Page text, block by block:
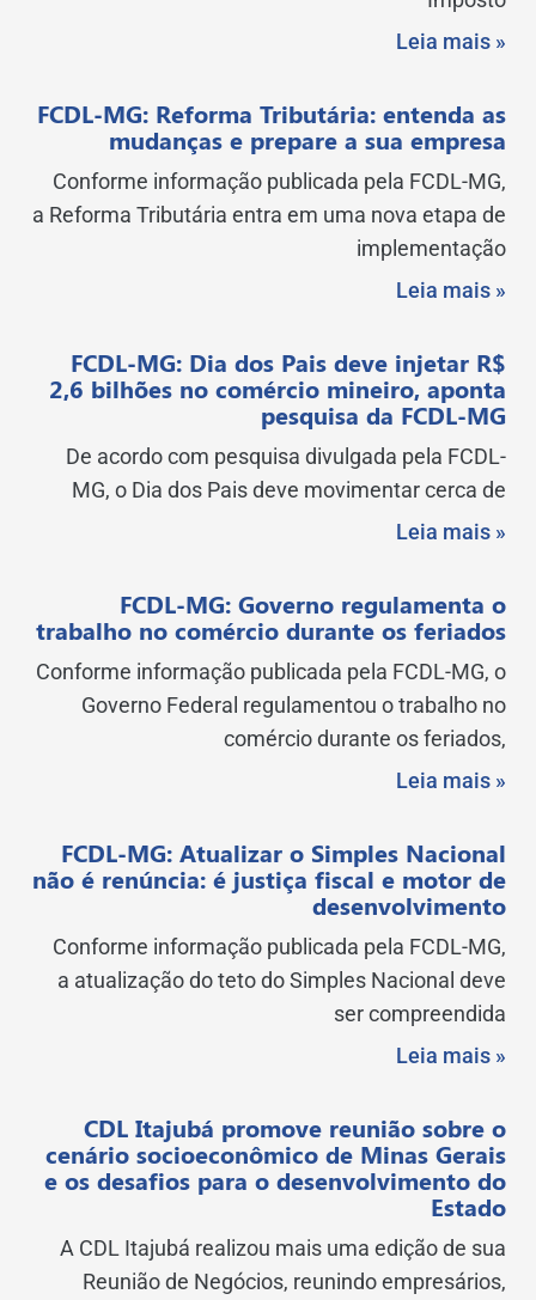
Leia mais »
FCDL-MG: Reforma Tributária: entenda as
mudanças e prepare a sua empresa
Conforme informação publicada pela FCDL-MG,
a Reforma Tributária entra em uma nova etapa de
implementação
Leia mais »
FCDL-MG: Dia dos Pais deve injetar R$
2,6 bilhões no comércio mineiro, aponta
pesquisa da FCDL-MG
De acordo com pesquisa divulgada pela FCDL-
MG, o Dia dos Pais deve movimentar cerca de
Leia mais »
FCDL-MG: Governo regulamenta o
trabalho no comércio durante os feriados
Conforme informação publicada pela FCDL-MG, o
Governo Federal regulamentou o trabalho no
comércio durante os feriados,
Leia mais »
FCDL-MG: Atualizar o Simples Nacional
não é renúncia: é justiça fiscal e motor de
desenvolvimento
Conforme informação publicada pela FCDL-MG,
a atualização do teto do Simples Nacional deve
ser compreendida
Leia mais »
CDL Itajubá promove reunião sobre o
cenário socioeconômico de Minas Gerais
e os desafios para o desenvolvimento do
Estado
A CDL Itajubá realizou mais uma edição de sua
Reunião de Negócios, reunindo empresários,